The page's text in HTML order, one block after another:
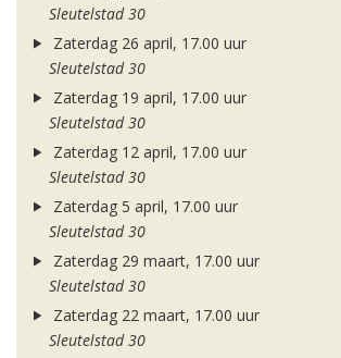
Sleutelstad 30
Zaterdag 26 april, 17.00 uur
Sleutelstad 30
Zaterdag 19 april, 17.00 uur
Sleutelstad 30
Zaterdag 12 april, 17.00 uur
Sleutelstad 30
Zaterdag 5 april, 17.00 uur
Sleutelstad 30
Zaterdag 29 maart, 17.00 uur
Sleutelstad 30
Zaterdag 22 maart, 17.00 uur
Sleutelstad 30